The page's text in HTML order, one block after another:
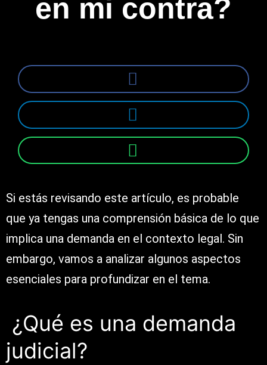
en mi contra?
Si estás revisando este artículo, es probable
que ya tengas una comprensión básica de lo que
implica una demanda en el contexto legal. Sin
embargo, vamos a analizar algunos aspectos
esenciales para profundizar en el tema.
¿Qué es una demanda
judicial?